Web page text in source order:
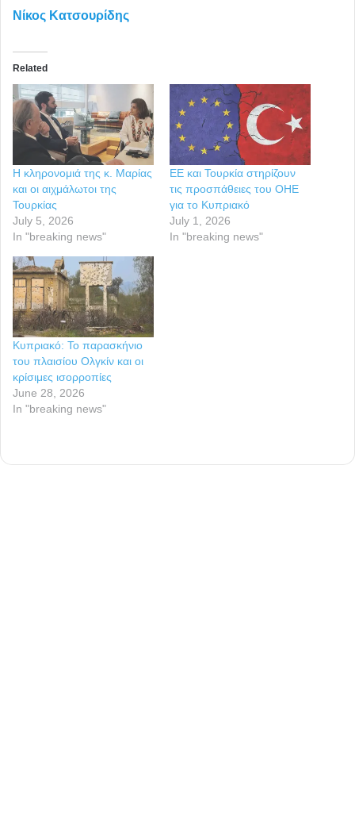
Νίκος Κατσουρίδης
Related
Η κληρονομιά της κ. Μαρίας
και οι αιχμάλωτοι της
Τουρκίας
July 5, 2026
In "breaking news"
ΕΕ και Τουρκία στηρίζουν
τις προσπάθειες του ΟΗΕ
για το Κυπριακό
July 1, 2026
In "breaking news"
Κυπριακό: Το παρασκήνιο
του πλαισίου Ολγκίν και οι
κρίσιμες ισορροπίες
June 28, 2026
In "breaking news"